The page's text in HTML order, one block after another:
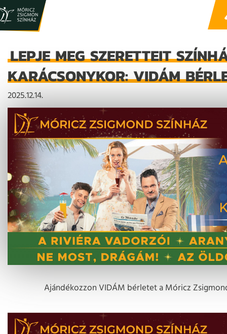
LEPJE MEG SZERETTEIT
KARÁCSONYKOR: VIDÁM
2025.12.14.
Ajándékozzon VIDÁM bérletet a Móricz